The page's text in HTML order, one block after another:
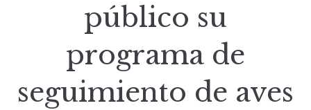
público su
programa de
seguimiento de aves